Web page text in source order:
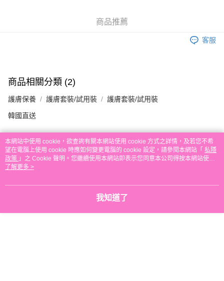
單。 如果訂購後七個工作天內我們未能收到有關存款，有關訂單將被取消。
每筆HK$30.00，滿HK$580.00或以上免運費
本地配送
每筆HK$30.00，滿HK$580.00或以上免運費
門市自取
免運費
其他地區配送 運費表
商品推薦
客服
商品相關分類 (2)
護膚保養 護膚套裝/試用裝 護膚套裝/試用裝
韓國直送
評價
本網站中使用 cookie，欲查詢有關本網站使用 cookie 方式之詳情，及若您不希
望在電腦上使用 cookie 時應如何變更電腦的 cookie 設定，請參閱本網站「 私隱
政策 」之 Cookie 聲明。您繼續使用本網站即表示您同意本公司得按本網站使用
條款之 Cookie 聲明使用 cookie。
了解更多 >
我知道了